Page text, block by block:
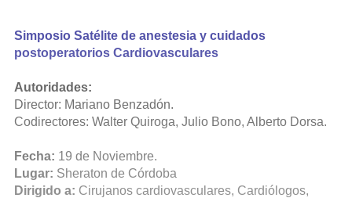
Simposio Satélite de anestesia y cuidados
postoperatorios Cardiovasculares
Autoridades:
Director: Mariano Benzadón.
Codirectores: Walter Quiroga, Julio Bono, Alberto Dorsa.
Fecha: 19 de Noviembre.
Lugar: Sheraton de Córdoba
Dirigido a: Cirujanos cardiovasculares, Cardiólogos,